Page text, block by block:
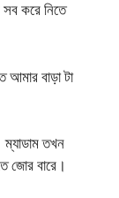
করে নিতে
আমার বাড়া টা
ম্যাডাম তখন
জোর বারে।